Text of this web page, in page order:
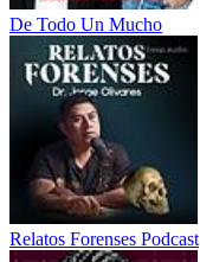
De Todo Un Mucho
Relatos Forenses Podcast